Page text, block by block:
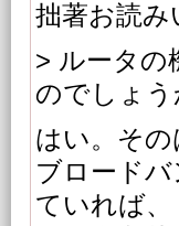
拙著お読
> ルータの
のでしょう
はい。その
ブロード
ていれば、